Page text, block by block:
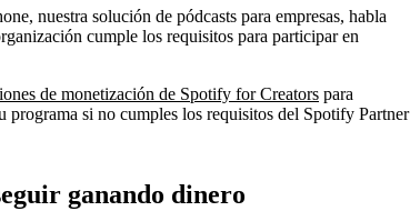
nuestra solución de pódcasts para empresas, habla
cumple los requisitos para participar en
de monetización de Spotify for Creators para
programa si no cumples los requisitos del Spotify Partner
ganando dinero